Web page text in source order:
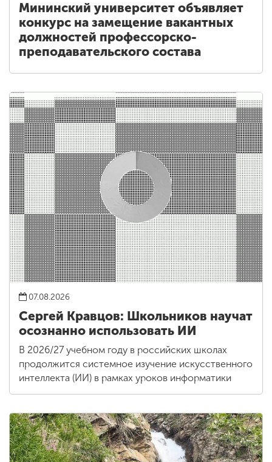
Мининский университет объявляет
конкурс на замещение вакантных
должностей профессорско-
преподавательского состава
07.08.2026
Сергей Кравцов: Школьников научат
осознанно использовать ИИ
В 2026/27 учебном году в российских школах
продолжится системное изучение искусственного
интеллекта (ИИ) в рамках уроков информатики